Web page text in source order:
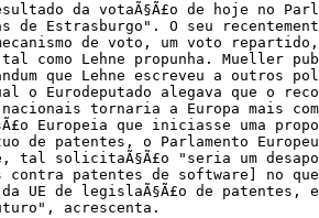
da votaÃ§Ã£o de hoje no
de Estrasburgo". O seu
de voto, um voto
como Lehne propunha. Mueller
que Lehne escreveu a outros
o Eurodeputado alegava que o
nacionais tornaria a Europa mais
Europeia que iniciasse uma
de patentes, o Parlamento
tal solicitaÃ§Ã£o "seria um
contra patentes de software] no
UE de legislaÃ§Ã£o de
acrescenta.